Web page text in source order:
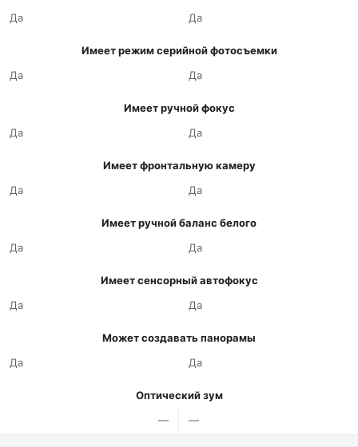
Да
Да
Имеет режим серийной фотосъемки
Да
Да
Имеет ручной фокус
Да
Да
Имеет фронтальную камеру
Да
Да
Имеет ручной баланс белого
Да
Да
Имеет сенсорный автофокус
Да
Да
Может создавать панорамы
Да
Да
Оптический зум
—
—